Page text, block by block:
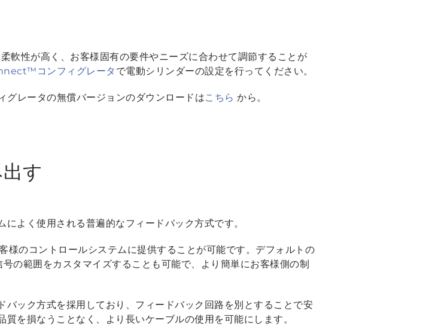
軟性が高く、お客様固有の要件やニーズに合わせて調節することが
コンフィグレータ で電動シリンダーの設定を行ってください。
レータの無償バージョンのダウンロードはこちら から。
す
よく使用される普遍的なフィードバック方式です。
のコントロールシステムに提供することが可能です。デフォルトの
の範囲をカスタマイズすることも可能で、より簡単にお客様側の制
ック方式を採用しており、フィードバック回路を別とすることで安
を損なうことなく、より長いケーブルの使用を可能にします。